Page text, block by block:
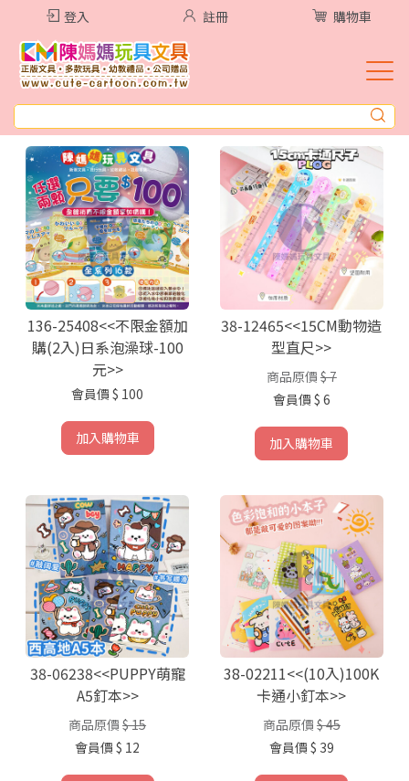
登入 註冊 購物車
136-25408<<不限金額加
購(2入)日系泡澡球-100
元>>
會員價 $ 100
加入購物車
38-12465<<15CM動物造
型直尺>>
商品原價 $ 7
會員價 $ 6
加入購物車
38-06238<<PUPPY萌寵
A5釘本>>
商品原價 $ 15
會員價 $ 12
38-02211<<(10入)100K
卡通小釘本>>
商品原價 $ 45
會員價 $ 39